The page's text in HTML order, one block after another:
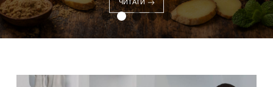
ЧИТАТИ